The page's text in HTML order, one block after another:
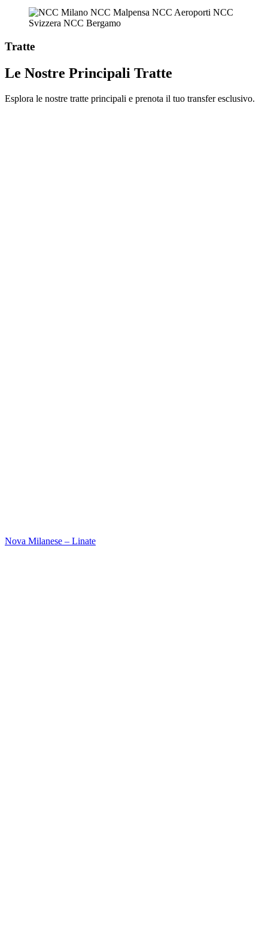
Tratte
Le Nostre Principali Tratte
Esplora le nostre tratte principali e prenota il tuo transfer esclusivo.
Nova Milanese – Linate